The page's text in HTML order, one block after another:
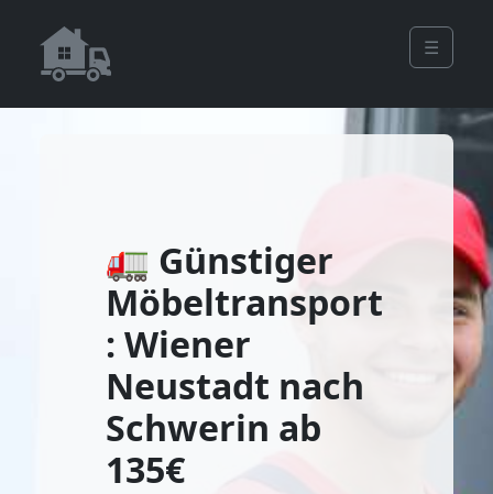
☰
🚛 Günstiger
Möbeltransport
: Wiener
Neustadt nach
Schwerin ab
135€